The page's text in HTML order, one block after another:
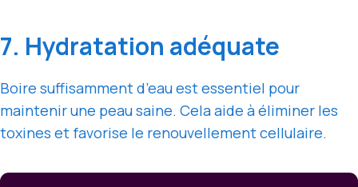
7. Hydratation adéquate
Boire suffisamment d’eau est essentiel pour
maintenir une peau saine. Cela aide à éliminer les
toxines et favorise le renouvellement cellulaire.